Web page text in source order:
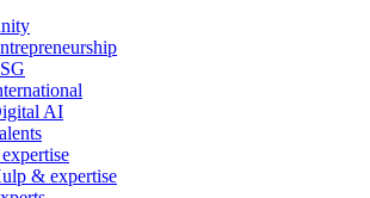
AI
& expertise